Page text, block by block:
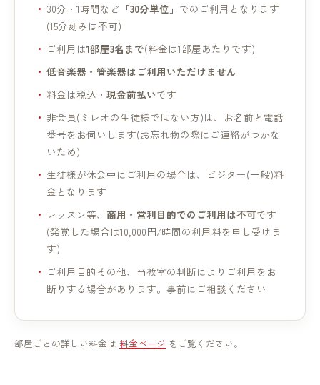
30分・1時間など 「30分単位」 でのご利用となります
(15分刻みは不可)
ご利用は1部屋3名まで(料金は1部屋あたりです)
低音楽器・管楽器はご利用いただけません
料金は税込・ 現金前払いです
非会員(ミレオの生徒様ではない方)は、お名前と電話
番号をお伺いします(お忘れ物の際にご連絡がつかな
いため)
生徒様が休会中にご利用の場合は、ビジター(一般)料
金となります
レッスン等、 商用・営利目的でのご利用は不可です
(発覚した場合は10,000円/時間の利用料を申し受けま
す)
ご利用目的その他、当教室の判断によりご利用をお
断りする場合があります。事前にご相談ください
部屋ごとの詳しい料金は 料金ページ をご覧ください。